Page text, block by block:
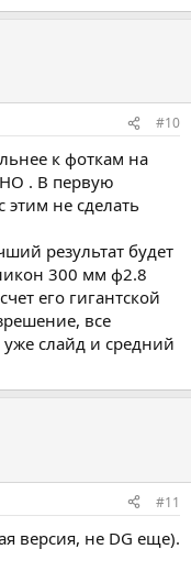
#10
к фоткам на
. В первую
не сделать
результат будет
300 мм ф2.8
его гигантской
все
слайд и средний
#11
версия, не DG еще).